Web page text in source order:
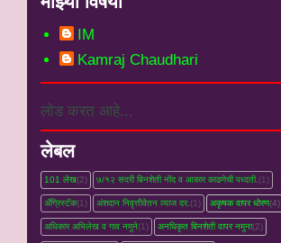
IM
Kamraj Chaudhari
लोड करत आहे...
लेबल
101 लेख(2) ७/१२ सदरी बिनशेती नोंद व आकार काढणेची पध्दती.(1)
ॲग्रिस्टॅक(1) अंशदान निवृत्तीवेतन व्‍याज दर.(1) अकृषक वापर धोरण(4)
अधिकार अभिलेख व गाव नमुने(1) अनधिकृत बिनशेती वापर नमुना(2)